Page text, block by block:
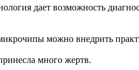
дает возможность
можно внедрить
много жертв.